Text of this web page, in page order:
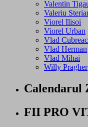
Valentin
Valeriu
Viorel Ilisoi
Viorel Urban
Vlad
Vlad Herman
Vlad Mihai
Willy Pragher
Calendarul
FII PRO